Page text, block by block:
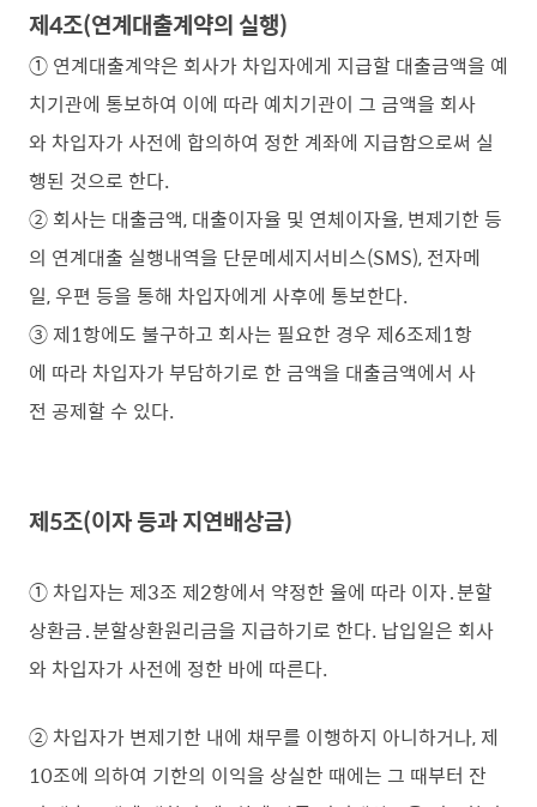
제4조(연계대출계약의 실행)
① 연계대출계약은 회사가 차입자에게 지급할 대출금액을 예
치기관에 통보하여 이에 따라 예치기관이 그 금액을 회사
와 차입자가 사전에 합의하여 정한 계좌에 지급함으로써 실
행된 것으로 한다.
② 회사는 대출금액, 대출이자율 및 연체이자율, 변제기한 등
의 연계대출 실행내역을 단문메세지서비스(SMS), 전자메
일, 우편 등을 통해 차입자에게 사후에 통보한다.
③ 제1항에도 불구하고 회사는 필요한 경우 제6조제1항
에 따라 차입자가 부담하기로 한 금액을 대출금액에서 사
전 공제할 수 있다.
제5조(이자 등과 지연배상금)
① 차입자는 제3조 제2항에서 약정한 율에 따라 이자․분할
상환금․분할상환원리금을 지급하기로 한다. 납입일은 회사
와 차입자가 사전에 정한 바에 따른다.
② 차입자가 변제기한 내에 채무를 이행하지 아니하거나, 제
10조에 의하여 기한의 이익을 상실한 때에는 그 때부터 잔